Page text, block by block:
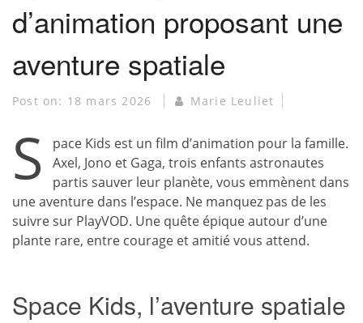
d’animation proposant une
aventure spatiale
Post on: 18 mars 2026 Marie Leuliet
S
pace Kids est un film d’animation pour la famille.
Axel, Jono et Gaga, trois enfants astronautes
partis sauver leur planète, vous emmènent dans
une aventure dans l’espace. Ne manquez pas de les
suivre sur PlayVOD. Une quête épique autour d’une
plante rare, entre courage et amitié vous attend.
Space Kids, l’aventure spatiale